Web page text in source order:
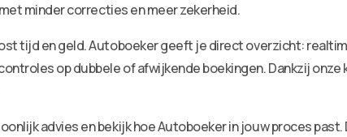
minder correcties en meer zekerheid.
tijd en geld. Autoboeker geeft je direct overzicht:
op dubbele of afwijkende boekingen. Dankzij
advies en bekijk hoe Autoboeker in jouw proces